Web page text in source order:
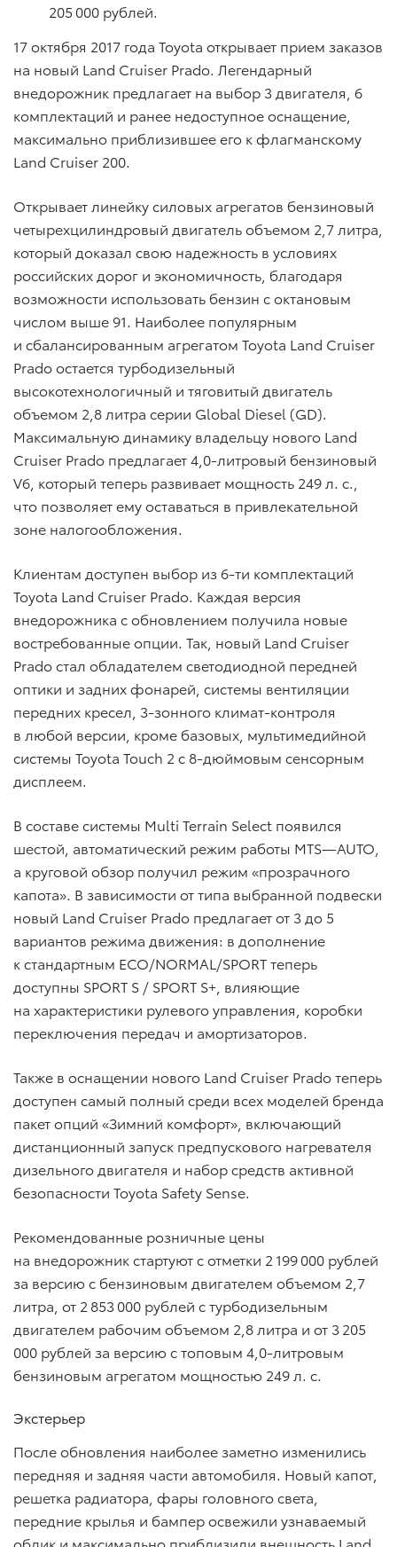
205 000 рублей.
17 октября 2017 года Toyota открывает прием заказов
на новый Land Cruiser Prado. Легендарный
внедорожник предлагает на выбор 3 двигателя, 6
комплектаций и ранее недоступное оснащение,
максимально приблизившее его к флагманскому
Land Cruiser 200.
Открывает линейку силовых агрегатов бензиновый
четырехцилиндровый двигатель объемом 2,7 литра,
который доказал свою надежность в условиях
российских дорог и экономичность, благодаря
возможности использовать бензин с октановым
числом выше 91. Наиболее популярным
и сбалансированным агрегатом Toyota Land Cruiser
Prado остается турбодизельный
высокотехнологичный и тяговитый двигатель
объемом 2,8 литра серии Global Diesel (GD).
Максимальную динамику владельцу нового Land
Cruiser Prado предлагает 4,0-литровый бензиновый
V6, который теперь развивает мощность 249 л. с.,
что позволяет ему оставаться в привлекательной
зоне налогообложения.
Клиентам доступен выбор из 6-ти комплектаций
Toyota Land Cruiser Prado. Каждая версия
внедорожника с обновлением получила новые
востребованные опции. Так, новый Land Cruiser
Prado стал обладателем светодиодной передней
оптики и задних фонарей, системы вентиляции
передних кресел, 3-зонного климат-контроля
в любой версии, кроме базовых, мультимедийной
системы Toyota Touch 2 с 8-дюймовым сенсорным
дисплеем.
В составе системы Multi Terrain Select появился
шестой, автоматический режим работы MTS—AUTO,
а круговой обзор получил режим «прозрачного
капота». В зависимости от типа выбранной подвески
новый Land Cruiser Prado предлагает от 3 до 5
вариантов режима движения: в дополнение
к стандартным ECO/NORMAL/SPORT теперь
доступны SPORT S / SPORT S+, влияющие
на характеристики рулевого управления, коробки
переключения передач и амортизаторов.
Также в оснащении нового Land Cruiser Prado теперь
доступен самый полный среди всех моделей бренда
пакет опций «Зимний комфорт», включающий
дистанционный запуск предпускового нагревателя
дизельного двигателя и набор средств активной
безопасности Toyota Safety Sense.
Рекомендованные розничные цены
на внедорожник стартуют с отметки 2 199 000 рублей
за версию с бензиновым двигателем объемом 2,7
литра, от 2 853 000 рублей с турбодизельным
двигателем рабочим объемом 2,8 литра и от 3 205
000 рублей за версию с топовым 4,0-литровым
бензиновым агрегатом мощностью 249 л. с.
Экстерьер
После обновления наиболее заметно изменились
передняя и задняя части автомобиля. Новый капот,
решетка радиатора, фары головного света,
передние крылья и бампер освежили узнаваемый
облик и максимально приблизили внешность Land